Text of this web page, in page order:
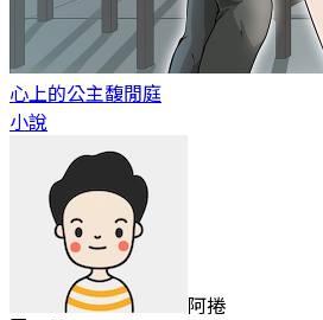
心上的公主馥閒庭
小說
阿捲